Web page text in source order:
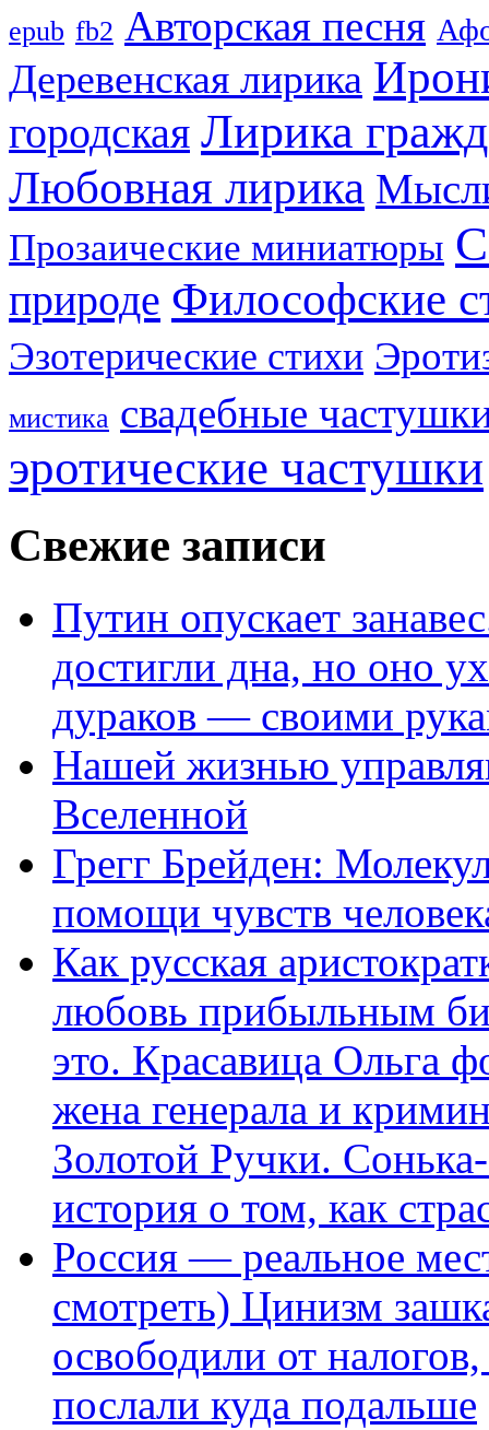
epub fb2 Авторская песня
Деревенская лирика
городская Лирика
Любовная лирика
Прозаические миниатюры
природе Философские
Эзотерические стихи
мистика свадебные
эротические частушки
Свежие записи
Путин опускает
достигли дна, но оно
дураков — своими
Нашей жизнью
Вселенной
Грегг Брейден:
помощи чувств
Как русская
любовь прибыльным
это. Красавица Ольга
жена генерала и
Золотой Ручки.
история о том, как
Россия — реальное
смотреть) Цинизм
освободили от
послали куда подальше